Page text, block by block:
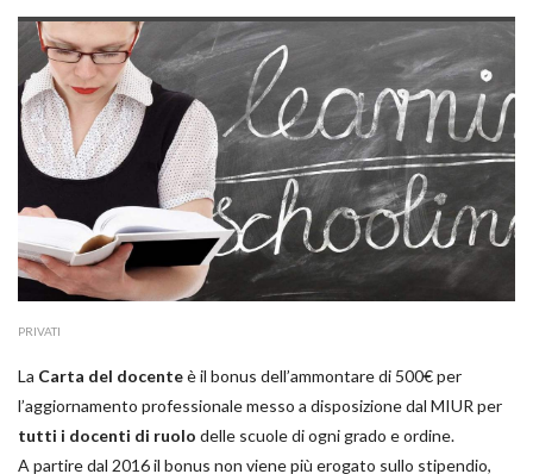
PRIVATI
La Carta del docenteè il bonus dell’ammontare di 500€ per
l’aggiornamento professionale messo a disposizione dal MIUR per
tutti i docenti di ruolo delle scuole di ogni grado e ordine.
A partire dal 2016 il bonus non viene più erogato sullo stipendio,